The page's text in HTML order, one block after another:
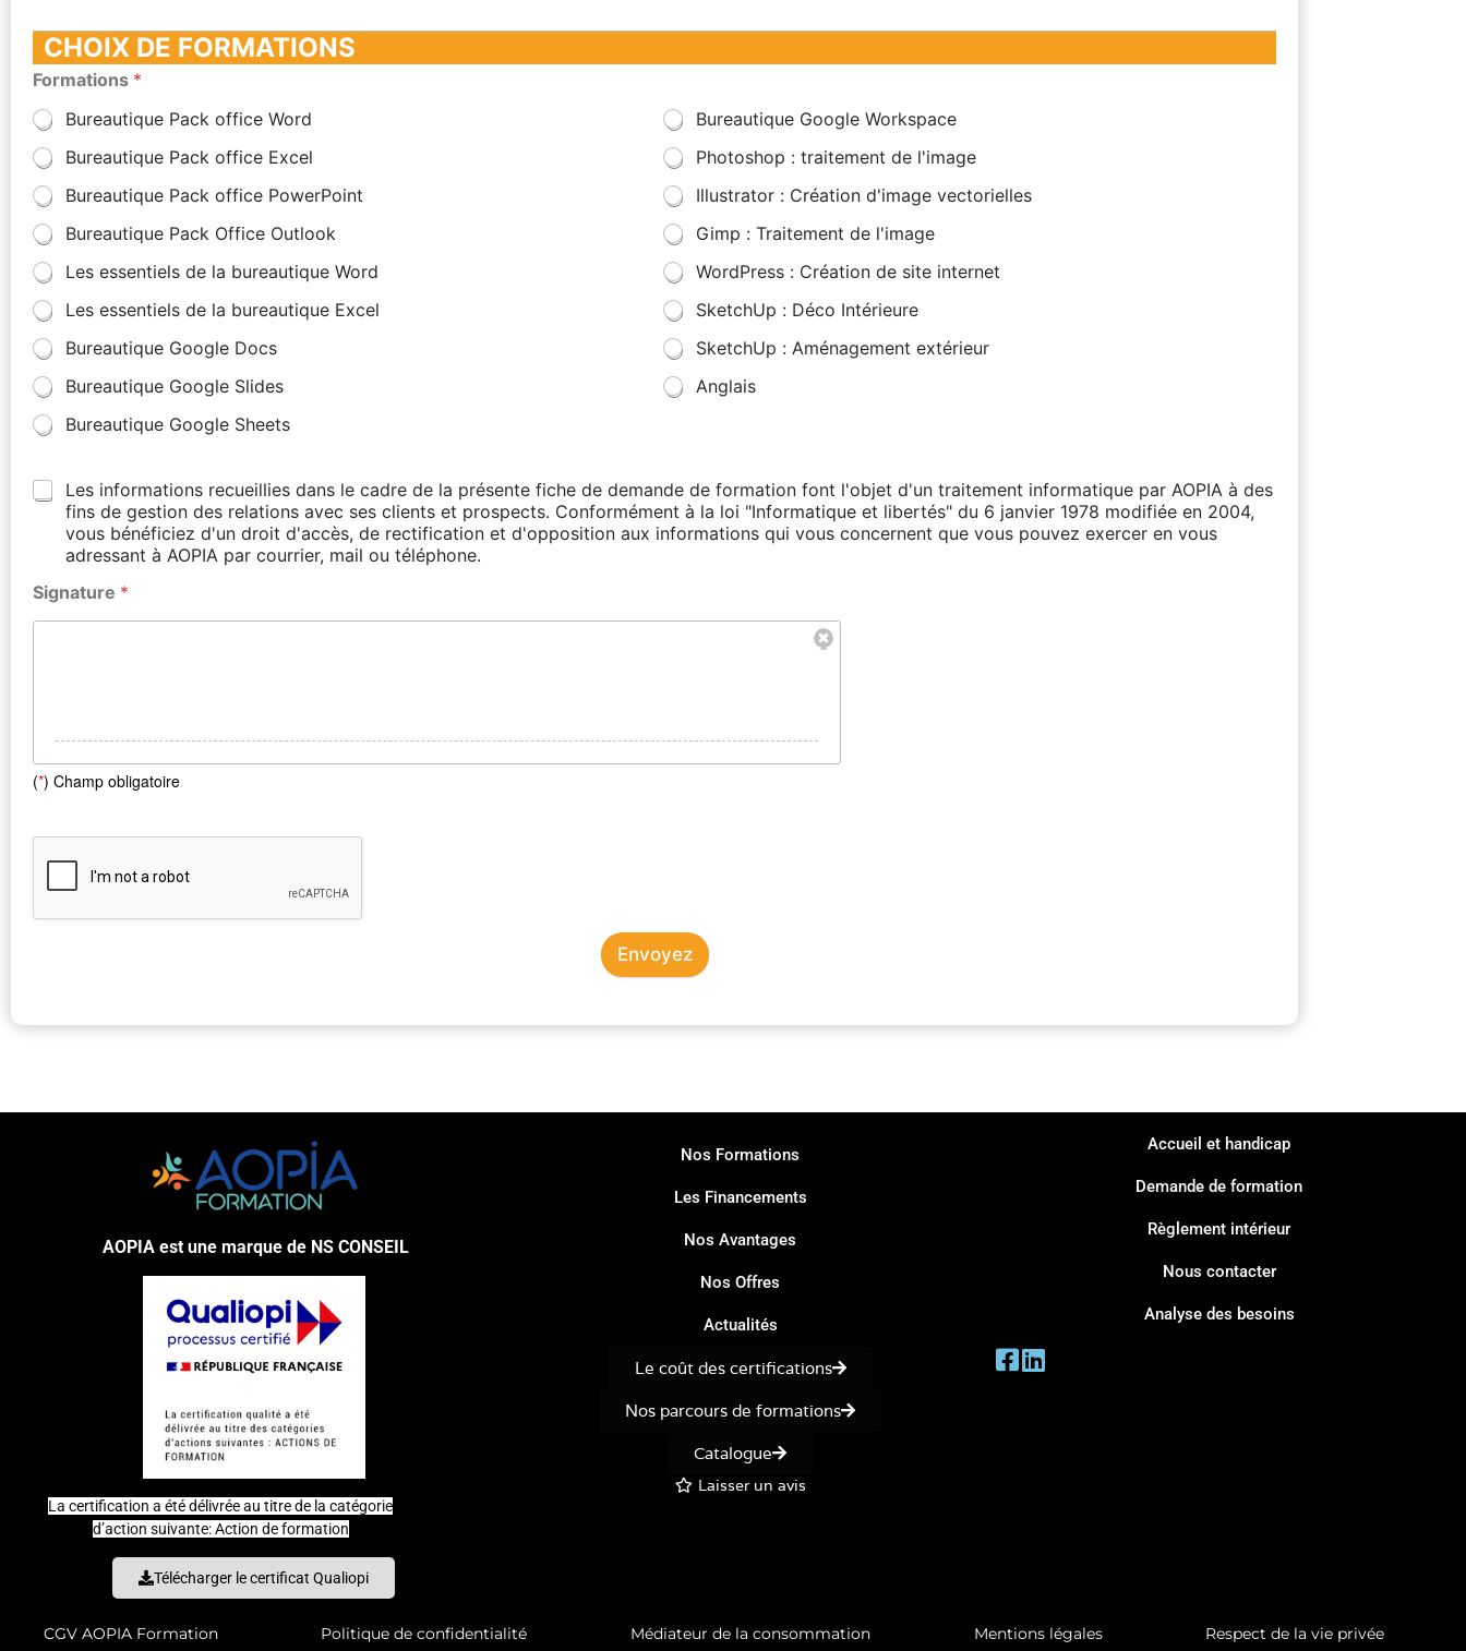
CHOIX DE FORMATIONS
Formations *
Bureautique Pack office Word
Bureautique Google Workspace
Bureautique Pack office Excel
Photoshop : traitement de l'image
Bureautique Pack office PowerPoint
Illustrator : Création d'image vectorielles
Bureautique Pack Office Outlook
Gimp : Traitement de l'image
Les essentiels de la bureautique Word
WordPress : Création de site internet
Les essentiels de la bureautique Excel
SketchUp : Déco Intérieure
Bureautique Google Docs
SketchUp : Aménagement extérieur
Bureautique Google Slides
Anglais
Bureautique Google Sheets
Les informations recueillies dans le cadre de la présente fiche de demande de formation font l'objet d'un traitement informatique par AOPIA à des
fins de gestion des relations avec ses clients et prospects. Conformément à la loi "Informatique et libertés" du 6 janvier 1978 modifiée en 2004,
vous bénéficiez d'un droit d'accès, de rectification et d'opposition aux informations qui vous concernent que vous pouvez exercer en vous
adressant à AOPIA par courrier, mail ou téléphone.
Signature *
(*) Champ obligatoire
Envoyez
AOPIA est une marque de NS CONSEIL
La certification a été délivrée au titre de la catégorie
d’action suivante: Action de formation
Télécharger le certificat Qualiopi
Nos Formations
Les Financements
Nos Avantages
Nos Offres
Actualités
Le coût des certifications
Nos parcours de formations
Catalogue
Laisser un avis
Accueil et handicap
Demande de formation
Règlement intérieur
Nous contacter
Analyse des besoins
CGV AOPIA Formation Politique de confidentialité Médiateur de la consommation Mentions légales Respect de la vie privée